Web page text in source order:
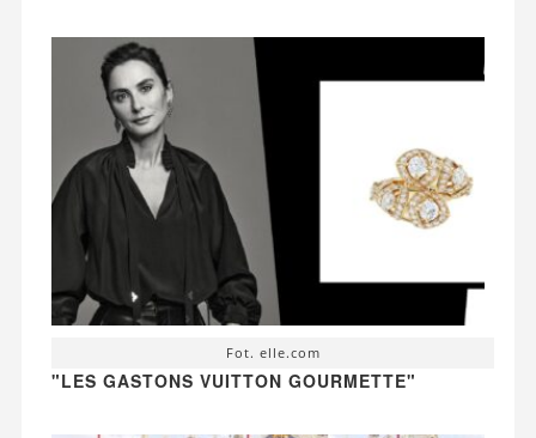
Fot. elle.com
"LES GASTONS VUITTON GOURMETTE"